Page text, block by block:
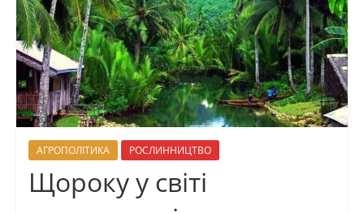
АГРОПОЛІТИКА РОСЛИННИЦТВО
Щороку у світі